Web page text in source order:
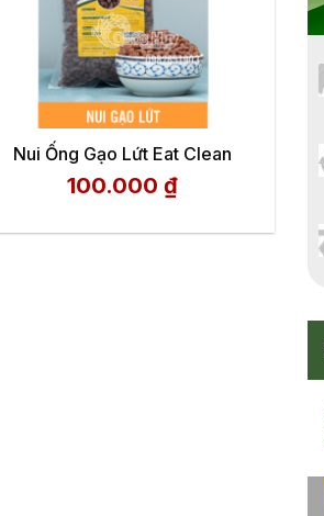
Nui Ống Gạo Lứt Eat Clean
100.000₫